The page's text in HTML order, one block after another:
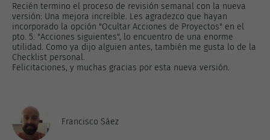
Recién termino el proceso de revisión semanal con la nueva
versión: Una mejora increíble. Les agradezco que hayan
incorporado la opción "Ocultar Acciones de Proyectos" en el
pto. 5. "Acciones siguientes", lo encuentro de una enorme
utilidad. Como ya dijo alguien antes, también me gusta lo de la
Checklist personal.
Felicitaciones, y muchas gracias por esta nueva versión.
Francisco Sáez